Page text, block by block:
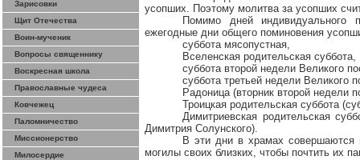
Зарисовки
Щит Отечества
Воин-мученик
Вопросы священнику
Воскресная школа
Православные чудеса
Ковчежец
Паломничество
Миссионерство
Милосердие
усопших. Поэтому молитва за усопших
Помимо дней индивидуального
ежегодные дни общего поминовения
суббота мясопустная,
Вселенская родительская суббота,
суббота второй недели Великого
суббота третьей недели Великого
Радоница(вторник второй недели
Троицкая родительская суббота
Димитриевская родительская
Димитрия Солунского).
В эти дни в храмах совершаются
могилы своих близких, чтобы почтить их